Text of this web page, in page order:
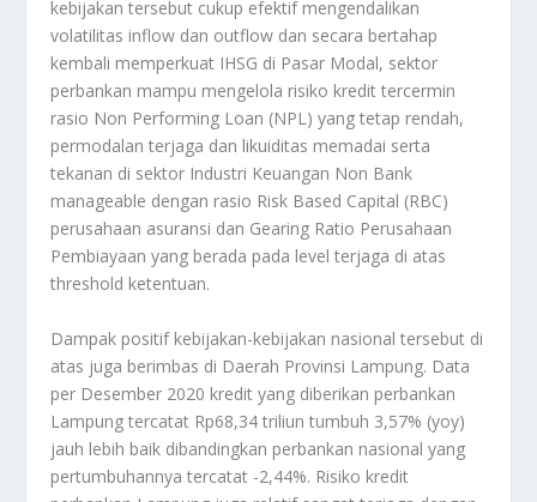
kebijakan tersebut cukup efektif mengendalikan
volatilitas inflow dan outflow dan secara bertahap
kembali memperkuat IHSG di Pasar Modal, sektor
perbankan mampu mengelola risiko kredit tercermin
rasio Non Performing Loan (NPL) yang tetap rendah,
permodalan terjaga dan likuiditas memadai serta
tekanan di sektor Industri Keuangan Non Bank
manageable dengan rasio Risk Based Capital (RBC)
perusahaan asuransi dan Gearing Ratio Perusahaan
Pembiayaan yang berada pada level terjaga di atas
threshold ketentuan.
Dampak positif kebijakan-kebijakan nasional tersebut di
atas juga berimbas di Daerah Provinsi Lampung. Data
per Desember 2020 kredit yang diberikan perbankan
Lampung tercatat Rp68,34 triliun tumbuh 3,57% (yoy)
jauh lebih baik dibandingkan perbankan nasional yang
pertumbuhannya tercatat -2,44%. Risiko kredit